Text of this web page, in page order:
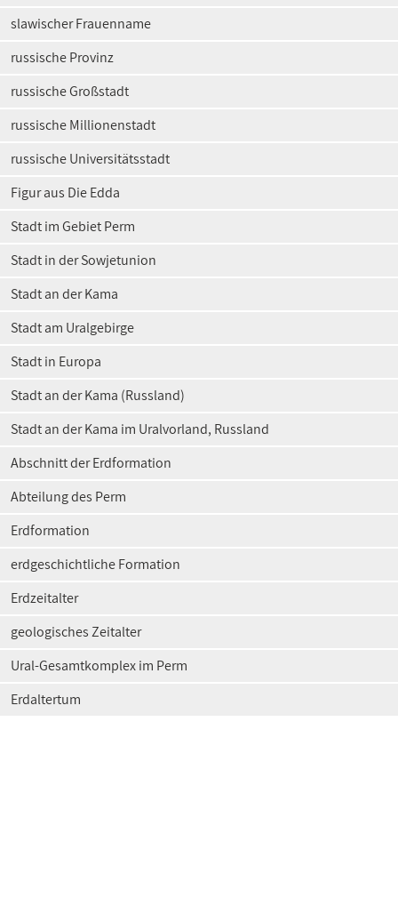
slawischer Frauenname
russische Provinz
russische Großstadt
russische Millionenstadt
russische Universitätsstadt
Figur aus Die Edda
Stadt im Gebiet Perm
Stadt in der Sowjetunion
Stadt an der Kama
Stadt am Uralgebirge
Stadt in Europa
Stadt an der Kama (Russland)
Stadt an der Kama im Uralvorland, Russland
Abschnitt der Erdformation
Abteilung des Perm
Erdformation
erdgeschichtliche Formation
Erdzeitalter
geologisches Zeitalter
Ural-Gesamtkomplex im Perm
Erdaltertum